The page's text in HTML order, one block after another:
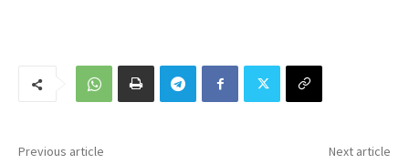
Previous article Next article